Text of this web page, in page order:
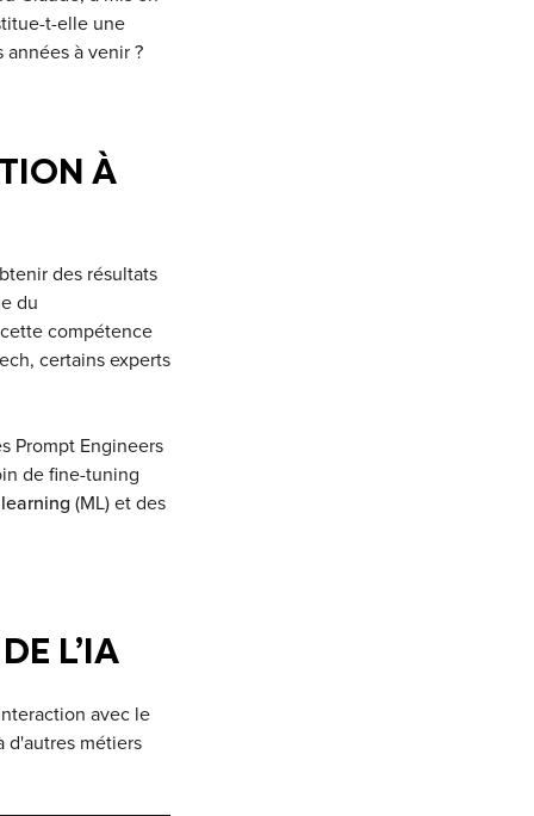
t-elle une
à venir ?
À
des résultats
du
compétence
certains experts
Prompt Engineers
de fine-tuning
(ML) et des
L’IA
avec le
d'autres métiers